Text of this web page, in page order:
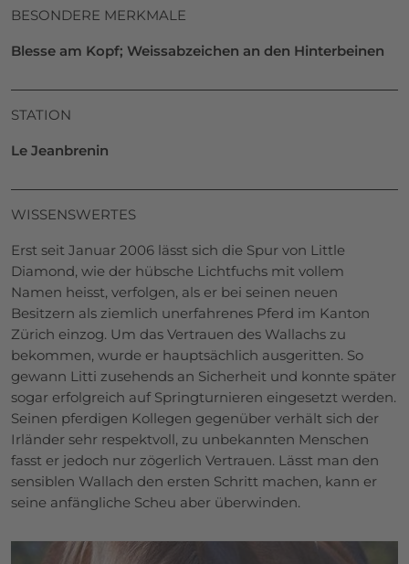
BESONDERE MERKMALE
Blesse am Kopf; Weissabzeichen an den Hinterbeinen
STATION
Le Jeanbrenin
WISSENSWERTES
Erst seit Januar 2006 lässt sich die Spur von Little
Diamond, wie der hübsche Lichtfuchs mit vollem
Namen heisst, verfolgen, als er bei seinen neuen
Besitzern als ziemlich unerfahrenes Pferd im Kanton
Zürich einzog. Um das Vertrauen des Wallachs zu
bekommen, wurde er hauptsächlich ausgeritten. So
gewann Litti zusehends an Sicherheit und konnte später
sogar erfolgreich auf Springturnieren eingesetzt werden.
Seinen pferdigen Kollegen gegenüber verhält sich der
Irländer sehr respektvoll, zu unbekannten Menschen
fasst er jedoch nur zögerlich Vertrauen. Lässt man den
sensiblen Wallach den ersten Schritt machen, kann er
seine anfängliche Scheu aber überwinden.